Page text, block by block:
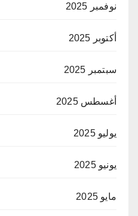
نوفمبر 2025
أكتوبر 2025
سبتمبر 2025
أغسطس 2025
يوليو 2025
يونيو 2025
مايو 2025